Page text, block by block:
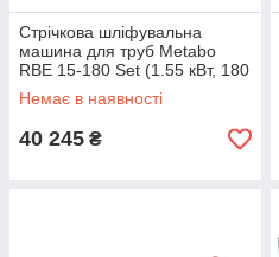
Стрічкова шліфувальна
машина для труб Metabo
RBE 15-180 Set (1.55 кВт, 180
мм) (602243500)
Немає в наявності
40 245 ₴